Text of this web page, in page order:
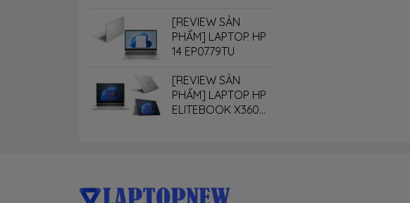
[REVIEW SẢN
PHẨM] LAPTOP HP
14 EP0779TU
[REVIEW SẢN
PHẨM] LAPTOP HP
ELITEBOOK X360